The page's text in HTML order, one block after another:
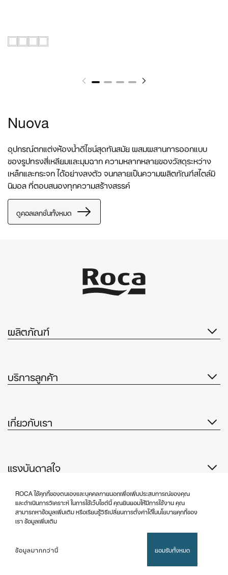
ROCA ใช้คุกกี้ของตนเองและบุคคลภายนอกเพื่อเพิ่มประสบการณ์ของคุณ
และดำเนินการวิเคราะห์ ในการใช้เว็บไซต์นี้ คุณยินยอมให้มีการใช้งาน คุณ
สามารถหาข้อมูลเพิ่มเติม หรือเรียนรู้วิธีเปลี่ยนการตั้งค่าได้ในนโยบายคุกกี้ของ
เรา ข้อมูลเพิ่มเติม
ข้อมูลมากกว่านี้ ยอมรับทั้งหมด
Nuova
อุปกรณ์ตกแต่งห้องน้ำดีไซน์สุดทันสมัย ผสมผสานการออกแบบ
ของรูปทรงสี่เหลียมและมุมฉาก ความหลากหลายของวัสดุระหว่าง
เหล็กและกระจก ได้อย่างลงตัว จนกลายเป็นความผลิตภัณฑ์สไตล์มิ
นิมอล ที่ตอบสนองทุกความสร้างสรรค์
ดูคอลเลกชั่นทั้งหมด
ผลิตภัณฑ์
บริการลูกค้า
เกี่ยวกับเรา
แรงบันดาลใจ
ติดตามเรา
นโยบายคุ้มครองข้อมูลส่วนบุคคล
ประกาศทางกฎหมาย
©Copyright 2026 - Roca Sanitario S.A.U.